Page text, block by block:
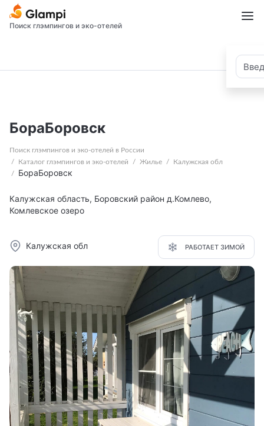
Поиск глэмпингов и эко-отелей
БораБоровск
Поиск глэмпингов и эко-отелей в России
Каталог глэмпингов и эко-отелей
Жилье Калужская обл
БораБоровск
Калужская область, Боровский район д.Комлево,
Комлевское озеро
Калужская обл РАБОТАЕТ ЗИМОЙ